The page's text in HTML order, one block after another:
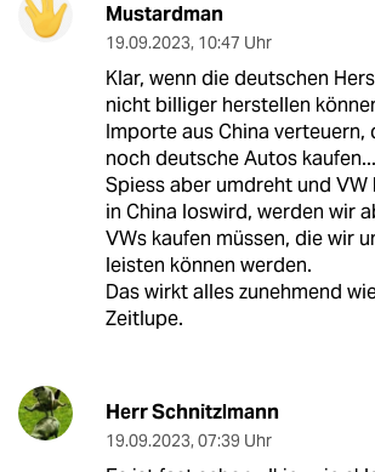
Mustardman
19.09.2023, 10:47 Uhr
Klar, wenn die deutschen
nicht billiger herstellen
Importe aus China verteuern,
noch deutsche Autos
Spiess aber umdreht und
in China loswird, werden wir
VWs kaufen müssen, die wir
leisten können werden.
Das wirkt alles zunehmend
Zeitlupe.
Herr Schnitzlmann
19.09.2023, 07:39 Uhr